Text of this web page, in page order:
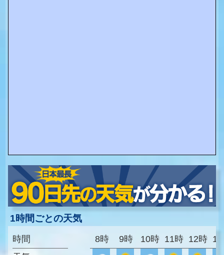
1時間ごとの天気
時間
8時 9時 10時 11時 12時